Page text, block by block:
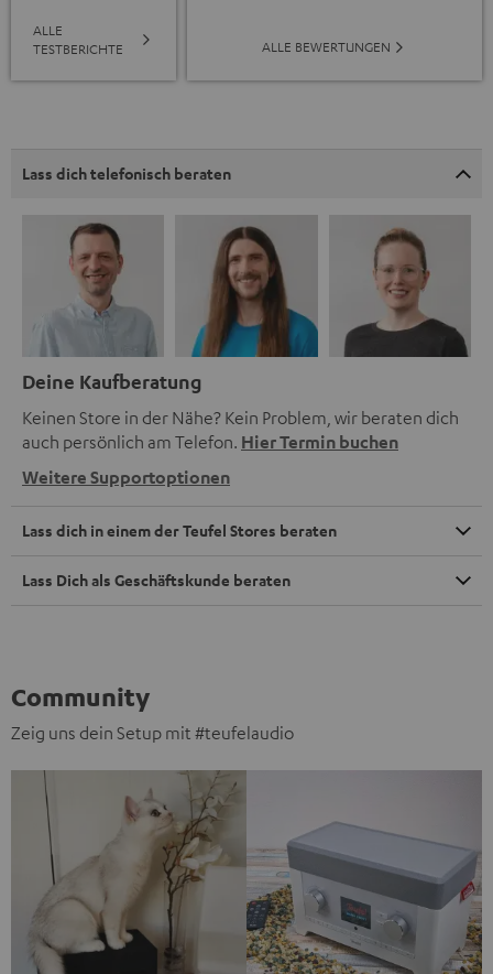
ALLE
TESTBERICHTE
ALLE BEWERTUNGEN
Lass dich telefonisch beraten
Deine Kaufberatung
Keinen Store in der Nähe? Kein Problem, wir beraten dich
auch persönlich am Telefon. Hier Termin buchen
Weitere Supportoptionen
Lass dich in einem der Teufel Stores beraten
Lass Dich als Geschäftskunde beraten
Community
Zeig uns dein Setup mit #teufelaudio